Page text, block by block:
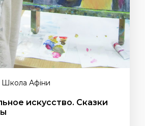
Школа Афіни
искусство. Сказки